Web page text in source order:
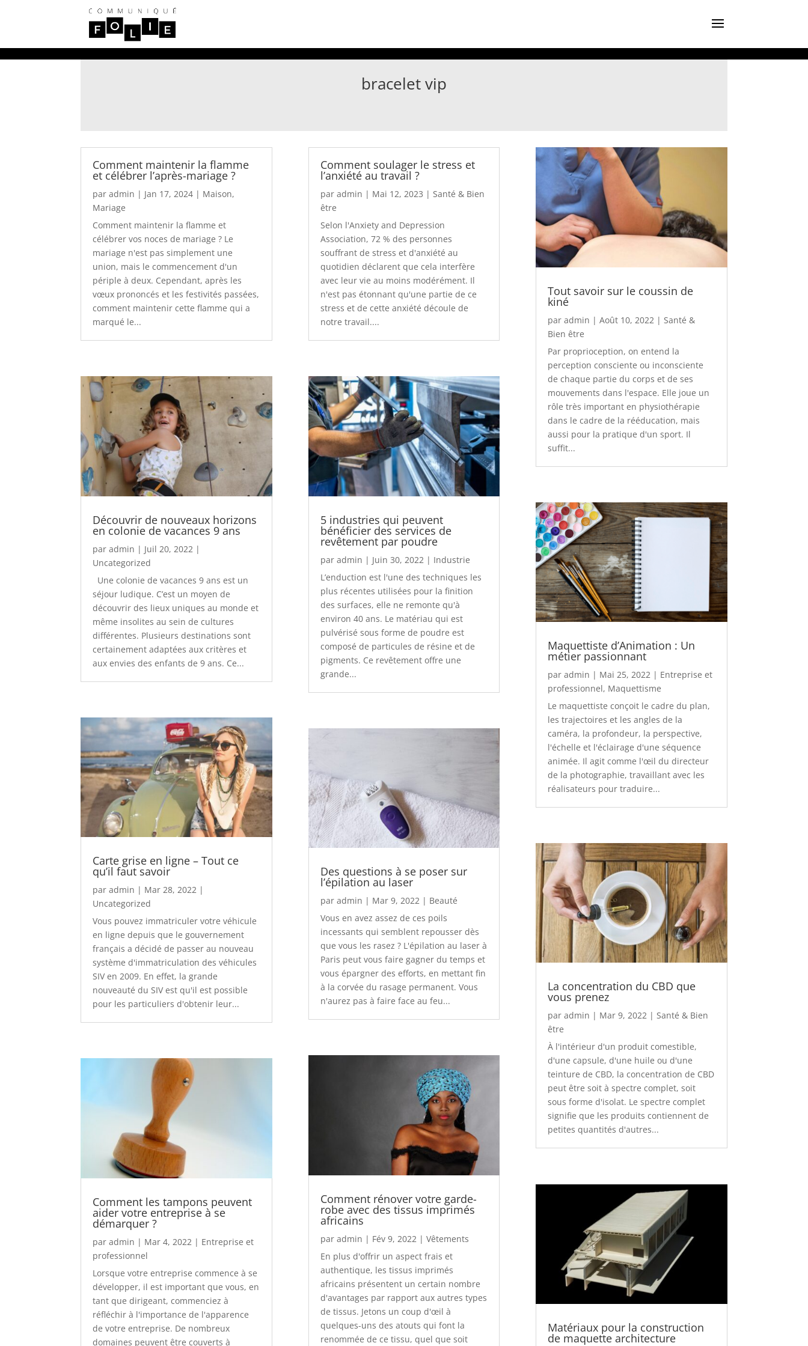
bracelet vip
Comment maintenir la flamme
et célébrer l’après-mariage ?
paradmin | Jan 17, 2024 | Maison,
Mariage
Comment maintenir la flamme et
célébrer vos noces de mariage ? Le
mariage n'est pas simplement une
union, mais le commencement d'un
périple à deux. Cependant, après les
vœux prononcés et les festivités passées,
comment maintenir cette flamme qui a
marqué le...
Découvrir de nouveaux horizons
en colonie de vacances 9 ans
paradmin | Juil 20, 2022 |
Uncategorized
Une colonie de vacances 9 ans est un
séjour ludique. C’est un moyen de
découvrir des lieux uniques au monde et
même insolites au sein de cultures
différentes. Plusieurs destinations sont
certainement adaptées aux critères et
aux envies des enfants de 9 ans. Ce...
Carte grise en ligne – Tout ce
qu’il faut savoir
paradmin | Mar 28, 2022 |
Uncategorized
Vous pouvez immatriculer votre véhicule
en ligne depuis que le gouvernement
français a décidé de passer au nouveau
système d'immatriculation des véhicules
SIV en 2009. En effet, la grande
nouveauté du SIV est qu'il est possible
pour les particuliers d'obtenir leur...
Comment les tampons peuvent
aider votre entreprise à se
démarquer ?
paradmin | Mar 4, 2022 | Entreprise et
professionnel
Lorsque votre entreprise commence à se
développer, il est important que vous, en
tant que dirigeant, commenciez à
réfléchir à l'importance de l'apparence
de votre entreprise. De nombreux
domaines peuvent être couverts à
Comment soulager le stress et
l’anxiété au travail ?
par admin | Mai 12, 2023 | Santé & Bien
être
Selon l'Anxiety and Depression
Association, 72 % des personnes
souffrant de stress et d'anxiété au
quotidien déclarent que cela interfère
avec leur vie au moins modérément. Il
n'est pas étonnant qu'une partie de ce
stress et de cette anxiété découle de
notre travail....
5 industries qui peuvent
bénéficier des services de
revêtement par poudre
par admin | Juin 30, 2022 | Industrie
L’enduction est l'une des techniques les
plus récentes utilisées pour la finition
des surfaces, elle ne remonte qu'à
environ 40 ans. Le matériau qui est
pulvérisé sous forme de poudre est
composé de particules de résine et de
pigments. Ce revêtement offre une
grande...
Des questions à se poser sur
l’épilation au laser
par admin | Mar 9, 2022| Beauté
Vous en avez assez de ces poils
incessants qui semblent repousser dès
que vous les rasez ? L'épilation au laser à
Paris peut vous faire gagner du temps et
vous épargner des efforts, en mettant fin
à la corvée du rasage permanent. Vous
n'aurez pas à faire face au feu...
Comment rénover votre garde-
robe avec des tissus imprimés
africains
par admin | Fév 9, 2022 | Vêtements
En plus d'offrir un aspect frais et
authentique, les tissus imprimés
africains présentent un certain nombre
d'avantages par rapport aux autres types
de tissus. Jetons un coup d'œil à
quelques-uns des atouts qui font la
renommée de ce tissu, quel que soit
Tout savoir sur le coussin de
kiné
par admin | Août 10, 2022 | Santé &
Bien être
Par proprioception, on entend la
perception consciente ou inconsciente
de chaque partie du corps et de ses
mouvements dans l'espace. Elle joue un
rôle très important en physiothérapie
dans le cadre de la rééducation, mais
aussi pour la pratique d'un sport. Il
suffit...
Maquettiste d’Animation : Un
métier passionnant
par admin | Mai 25, 2022| Entreprise et
professionnel, Maquettisme
Le maquettiste conçoit le cadre du plan,
les trajectoires et les angles de la
caméra, la profondeur, la perspective,
l'échelle et l'éclairage d'une séquence
animée. Il agit comme l'œil du directeur
de la photographie, travaillant avec les
réalisateurs pour traduire...
La concentration du CBD que
vous prenez
par admin | Mar 9, 2022| Santé & Bien
être
À l'intérieur d'un produit comestible,
d'une capsule, d'une huile ou d'une
teinture de CBD, la concentration de CBD
peut être soit à spectre complet, soit
sous forme d'isolat. Le spectre complet
signifie que les produits contiennent de
petites quantités d'autres...
Matériaux pour la construction
de maquette architecture